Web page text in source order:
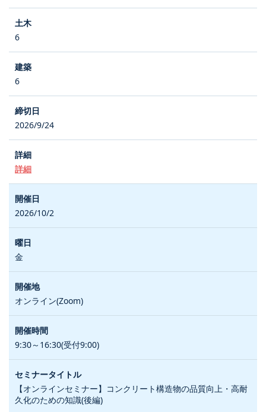
6
6
2026/9/24
詳細
2026/10/2
金
オンライン(Zoom)
9:30～16:30(受付9:00)
【オンラインセミナー】コンクリート構造物の品質向上・高耐
久化のための知識(後編)